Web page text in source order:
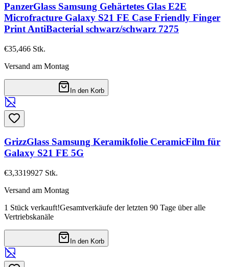
PanzerGlass Samsung Gehärtetes Glas E2E
Microfracture Galaxy S21 FE Case Friendly Finger
Print AntiBacterial schwarz/schwarz 7275
€35,466 Stk.
Versand am Montag
In den Korb
GrizzGlass Samsung Keramikfolie CeramicFilm für
Galaxy S21 FE 5G
€3,3319927 Stk.
Versand am Montag
1 Stück verkauft!Gesamtverkäufe der letzten 90 Tage über alle
Vertriebskanäle
In den Korb